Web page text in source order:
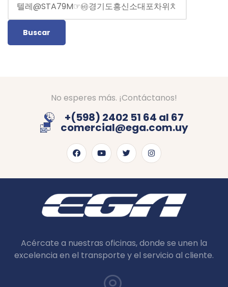
No esperes más. ¡Contáctanos!
+(598) 2402 51 64 al 67
comercial@ega.com.uy
Acércate a nuestras oficinas, donde se unen la
excelencia en el transporte y el servicio al cliente.